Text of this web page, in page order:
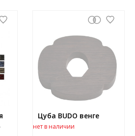
Цуба BUDO венге
нет в наличии